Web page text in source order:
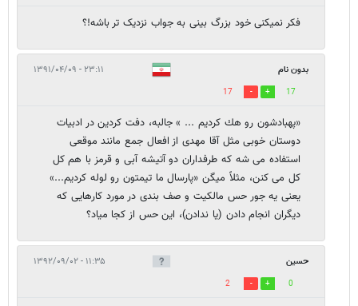
فکر نمیکنی خود بزرگ بینی به جواب نزدیک تر باشه!؟
بدون نام ۲۳:۱۱ - ۱۳۹۱/۰۴/۰۹
17
17
«پهبادشون رو هك كرديم ... » جالبه، دفت کردین در ادبیات
دوستان خوبی مثل آقا مهدی از افعال جمع مانند موقعی
استفاده می شه که طرفداران دو آتیشه آبی و قرمز با هم کل
کل می کنن، مثلاً میگن «پارسال ما تیمتون رو لوله کردیم...»
یعنی یه جور حس مالکیت و صف بندی در مورد کارهایی که
دیگران انجام دادن (یا ندادن)، این حس از کجا میاد؟
حسین ۱۱:۳۵ - ۱۳۹۲/۰۹/۰۲
0
2